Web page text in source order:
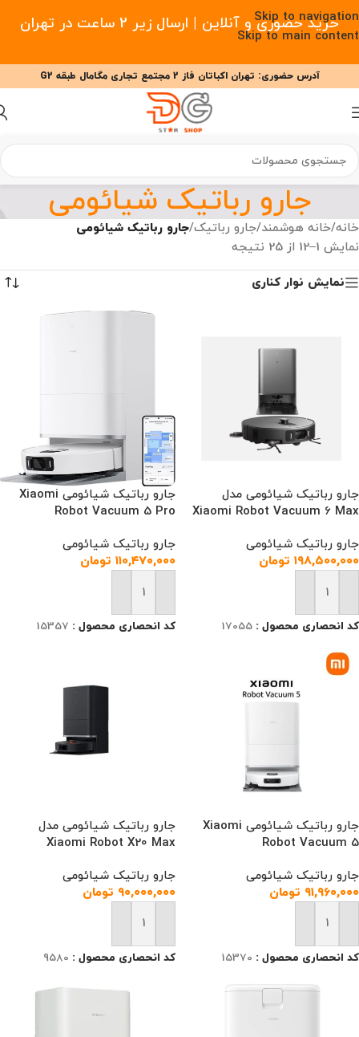
Skip to navigation
Skip to main content
خرید حضوری و آنلاین | ارسال زیر 2 ساعت در تهران
09377477910 - 09127708341 علیزاده
آدرس حضوری: تهران اکباتان فاز 2 مجتمع تجاری مگامال طبقه G2
جارو رباتیک شیائومی
خانه/خانه هوشمند/جارو رباتیک/جارو رباتیک شیائومی
نمایش 1–12 از 25 نتیجه
نمایش نوار کناری
جارو رباتیک شیائومی مدل
Xiaomi Robot Vacuum 6 Max
جارو رباتیک شیائومی
۱۹۸,۵۰۰,۰۰۰ تومان
افزودن به سبد خرید
کد انحصاری محصول : 17055
جارو رباتیک شیائومی Xiaomi
Robot Vacuum 5 Pro
جارو رباتیک شیائومی
۱۱۰,۴۷۰,۰۰۰ تومان
افزودن به سبد خرید
کد انحصاری محصول : 15357
جارو رباتیک شیائومی Xiaomi
Robot Vacuum 5
جارو رباتیک شیائومی
۹۱,۹۶۰,۰۰۰ تومان
افزودن به سبد خرید
کد انحصاری محصول : 15370
جارو رباتیک شیائومی مدل
Xiaomi Robot X20 Max
جارو رباتیک شیائومی
۹۰,۰۰۰,۰۰۰ تومان
افزودن به سبد خرید
کد انحصاری محصول : 9580